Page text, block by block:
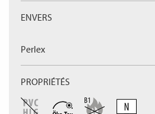
ENVERS
Perlex
PROPRIÉTÉS